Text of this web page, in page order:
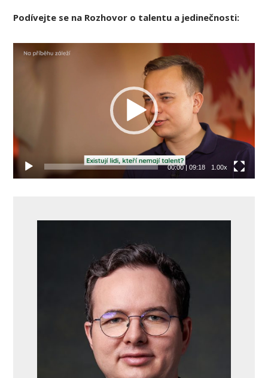
Podívejte se na Rozhovor o talentu a jedinečnosti:
Video
00:00| 09:18 1.00x